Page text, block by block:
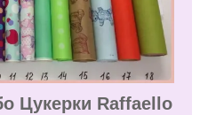
Цукерки Raffaello